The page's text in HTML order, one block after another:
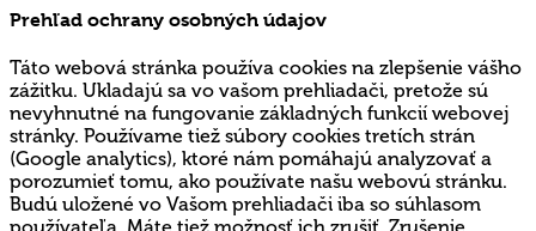
Prehľad ochrany osobných údajov
Táto webová stránka používa cookies na zlepšenie vášho
zážitku. Ukladajú sa vo vašom prehliadači, pretože sú
nevyhnutné na fungovanie základných funkcií webovej
stránky. Používame tiež súbory cookies tretích strán
(Google analytics), ktoré nám pomáhajú analyzovať a
porozumieť tomu, ako používate našu webovú stránku.
Budú uložené vo Vašom prehliadači iba so súhlasom